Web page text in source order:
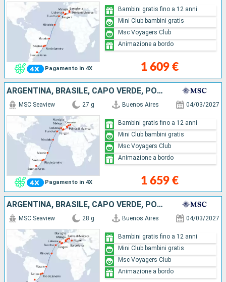
Pagamento in 4X 1 609 €
Bambini gratis fino a 12 anni
Mini Club bambini gratis
Msc Voyagers Club
Animazione a bordo
ARGENTINA, BRASILE, CAPO VERDE, PORTOGALLO, MAROCCO, MAIORCA, SPAGNA, FRANCIA, ITALIA
Pagamento in 4X
MSC Seaview 27 g Buenos Aires 04/03/2027
1 659 €
Bambini gratis fino a 12 anni
Mini Club bambini gratis
Msc Voyagers Club
Animazione a bordo
ARGENTINA, BRASILE, CAPO VERDE, PORTOGALLO, MAROCCO, MAIORCA, SPAGNA, FRANCIA, ITALIA
MSC Seaview 28 g Buenos Aires 04/03/2027
Bambini gratis fino a 12 anni
Mini Club bambini gratis
Msc Voyagers Club
Animazione a bordo